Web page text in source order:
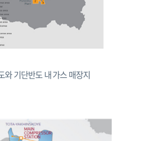
기단반도 내 가스 매장지